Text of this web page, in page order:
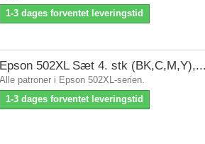
1-3 dages forventet leveringstid
Epson 502XL Sæt 4. stk (BK,C,M,Y),...
Alle patroner i Epson 502XL-serien.
1-3 dages forventet leveringstid